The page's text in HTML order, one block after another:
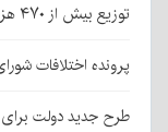
توزیع بیش از ۴۷۰ هزار لیتر آب میان عزاداران جامانده اربعین در کرمان
پرونده اختلافات
طرح جدید دولت برای